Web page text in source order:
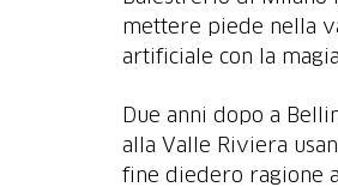
mettere piede nella
Due anni dopo a
alla Valle Riviera
fine diedero ragione